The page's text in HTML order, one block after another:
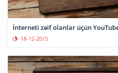
İnterneti zəif olanlar üçün
18-12-2015